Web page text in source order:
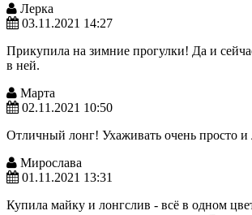
Лерка
03.11.2021 14:27
Прикупила на зимние прогулки! Да и
в ней.
Марта
02.11.2021 10:50
Отличный лонг! Ухаживать очень просто и
Мирослава
01.11.2021 13:31
Купила майку и лонгслив - всё в одном